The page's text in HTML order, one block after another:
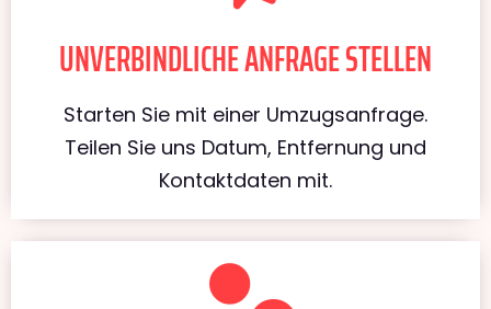
UNVERBINDLICHE ANFRAGE STELLEN
Starten Sie mit einer Umzugsanfrage.
Teilen Sie uns Datum, Entfernung und
Kontaktdaten mit.